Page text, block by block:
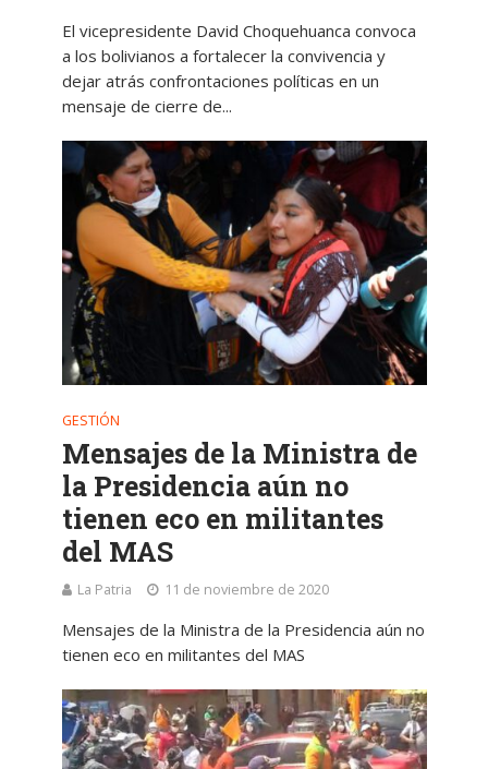
El vicepresidente David Choquehuanca convoca
a los bolivianos a fortalecer la convivencia y
dejar atrás confrontaciones políticas en un
mensaje de cierre de...
GESTIÓN
Mensajes de la Ministra de
la Presidencia aún no
tienen eco en militantes
del MAS
La Patria 11 de noviembre de 2020
Mensajes de la Ministra de la Presidencia aún no
tienen eco en militantes del MAS